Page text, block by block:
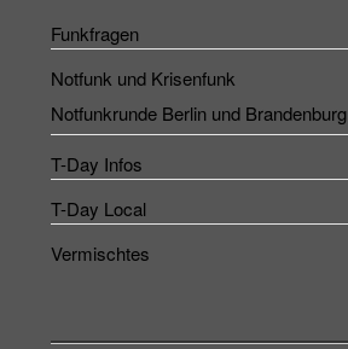
Funkfragen
Notfunk und Krisenfunk
Notfunkrunde Berlin und Brandenburg
T-Day Infos
T-Day Local
Vermischtes